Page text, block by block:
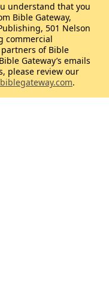
understand that you
Bible Gateway,
501 Nelson
commercial
of Bible
Gateway’s emails
please review our
.